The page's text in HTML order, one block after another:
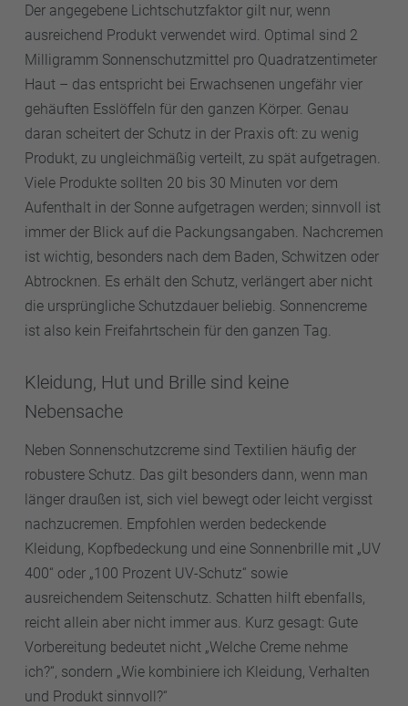
Der angegebene Lichtschutzfaktor gilt nur, wenn
ausreichend Produkt verwendet wird. Optimal sind 2
Milligramm Sonnenschutzmittel pro Quadratzentimeter
Haut – das entspricht bei Erwachsenen ungefähr vier
gehäuften Esslöffeln für den ganzen Körper. Genau
daran scheitert der Schutz in der Praxis oft: zu wenig
Produkt, zu ungleichmäßig verteilt, zu spät aufgetragen.
Viele Produkte sollten 20 bis 30 Minuten vor dem
Aufenthalt in der Sonne aufgetragen werden; sinnvoll ist
immer der Blick auf die Packungsangaben. Nachcremen
ist wichtig, besonders nach dem Baden, Schwitzen oder
Abtrocknen. Es erhält den Schutz, verlängert aber nicht
die ursprüngliche Schutzdauer beliebig. Sonnencreme
ist also kein Freifahrtschein für den ganzen Tag.
Kleidung, Hut und Brille sind keine
Nebensache
Neben Sonnenschutzcreme sind Textilien häufig der
robustere Schutz. Das gilt besonders dann, wenn man
länger draußen ist, sich viel bewegt oder leicht vergisst
nachzucremen. Empfohlen werden bedeckende
Kleidung, Kopfbedeckung und eine Sonnenbrille mit „UV
400“ oder „100 Prozent UV-Schutz“ sowie
ausreichendem Seitenschutz. Schatten hilft ebenfalls,
reicht allein aber nicht immer aus. Kurz gesagt: Gute
Vorbereitung bedeutet nicht „Welche Creme nehme
ich?“, sondern „Wie kombiniere ich Kleidung, Verhalten
und Produkt sinnvoll?“